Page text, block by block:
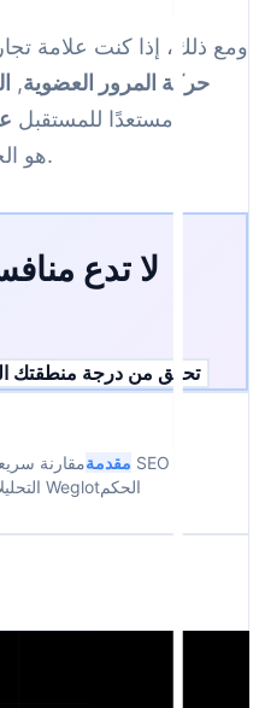
ومع ذلك، إذا كنت علامة
حركة المرور العضوية,
مستعدًا للمستقبل
هو الخيار المنطقي الوحيد.
لا تدع
تحقق من درجة منطقتك
مقدمةمقارنة
الهجرة من Weglotالحكم